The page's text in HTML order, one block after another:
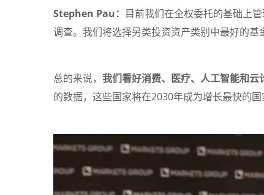
Stephen Pau： 目前我们在全权委托的基础上
调查。我们将选择另类投资资产类别中最好的基
总的来说， 我们看好消费、医疗、人工智能和云
的数据，这些国家将在2030年成为增长最快的